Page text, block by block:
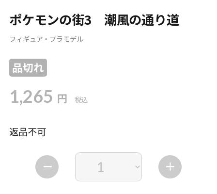
ポケモンの街3 潮風の通り道
フィギュア・プラモデル
品切れ
1,265 円 税込
返品不可